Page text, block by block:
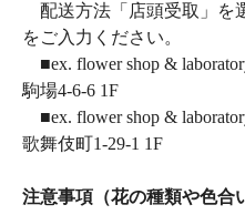
配送方法「店頭受取」を
をご入力ください。
■ex. flower shop &
駒場4-6-6 1F
■ex. flower shop &
歌舞伎町1-29-1 1F
注意事項（花の種類や色合